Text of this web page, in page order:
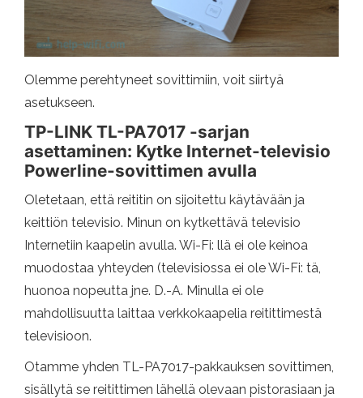
Olemme perehtyneet sovittimiin, voit siirtyä
asetukseen.
TP-LINK TL-PA7017 -sarjan
asettaminen: Kytke Internet-televisio
Powerline-sovittimen avulla
Oletetaan, että reititin on sijoitettu käytävään ja
keittiön televisio. Minun on kytkettävä televisio
Internetiin kaapelin avulla. Wi-Fi: llä ei ole keinoa
muodostaa yhteyden (televisiossa ei ole Wi-Fi: tä,
huonoa nopeutta jne. D.-A. Minulla ei ole
mahdollisuutta laittaa verkkokaapelia reitittimestä
televisioon.
Otamme yhden TL-PA7017-pakkauksen sovittimen,
sisällytä se reitittimen lähellä olevaan pistorasiaan ja